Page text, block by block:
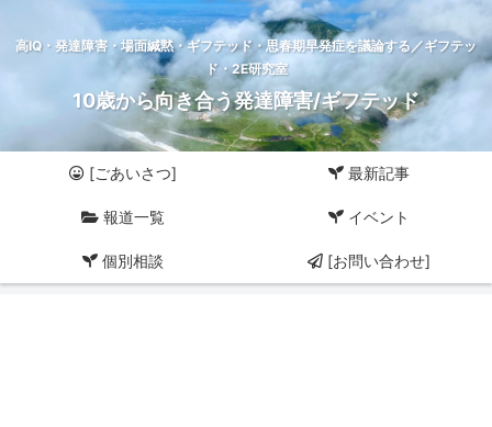
高IQ・発達障害・場面緘黙・ギフテッド・思春期早発症を議論する／ギフテッ
ド・2E研究室
10歳から向き合う発達障害/ギフテッド
[ごあいさつ] 最新記事
報道一覧 イベント
個別相談 [お問い合わせ]